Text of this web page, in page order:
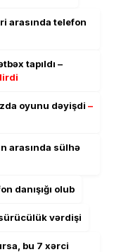
arasında telefon
tapıldı –
oyunu dəyişdi –
arasında sülhə
danışığı olub
vərdişi
bu 7 xərci